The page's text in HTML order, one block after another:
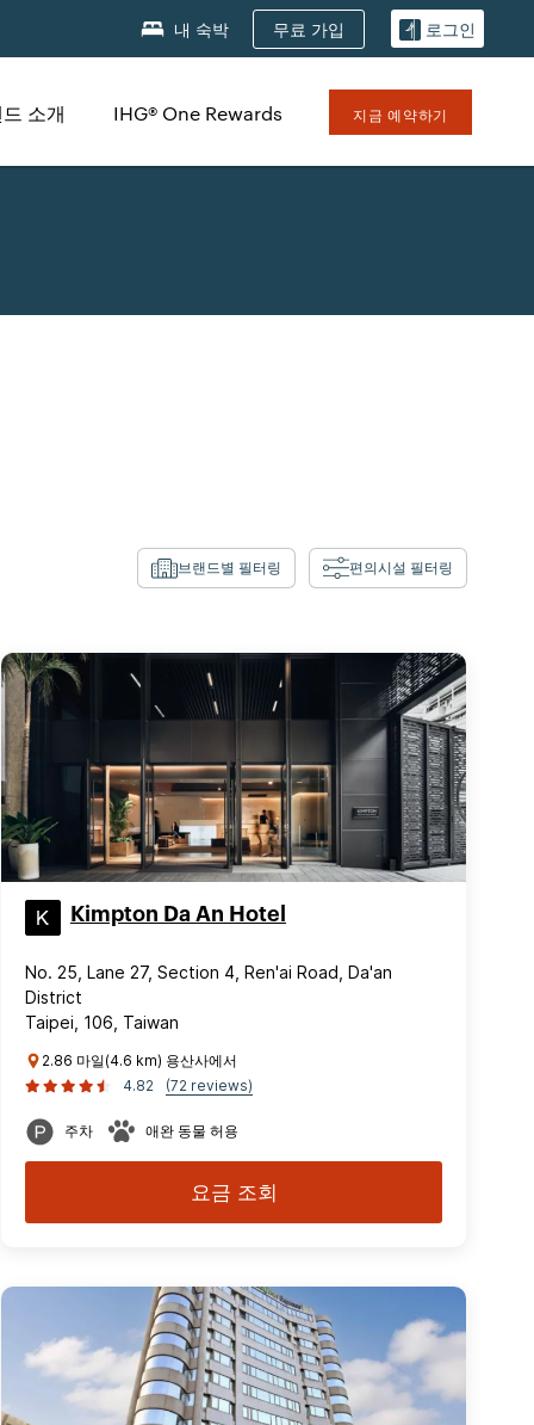
내 숙박 무료 가입 로그인
소개 IHG® One Rewards 지금 예약하기
브랜드별 필터링 편의시설 필터링
Kimpton Da An Hotel
No. 25, Lane 27, Section 4, Ren'ai Road, Da'an
District
Taipei, 106, Taiwan
2.86 마일(4.6 km) 용산사에서
4.82
(72 reviews)
주차 애완 동물 허용
요금 조회